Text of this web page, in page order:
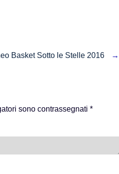
Basket Sotto le Stelle 2016 →
sono contrassegnati *